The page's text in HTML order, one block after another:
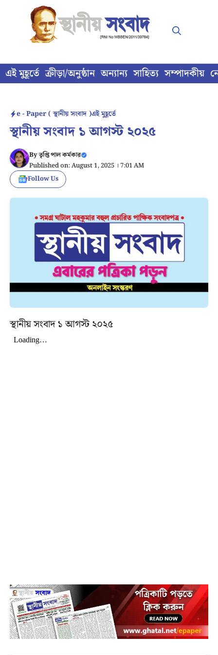
content
এই মুহূর্তে ক্রীড়া/অনুষ্ঠান অন্যান্য সাহিত্য সম্পাদকীয়
e - Paper ( স্থানীয় সংবাদ )এই মুহূর্তে
স্থানীয় সংবাদ ১ আগস্ট ২০২৫
Byতৃপ্তি পাল কর্মকার
Published on: August 1, 2025 । 7:01 AM
Follow Us
স্থানীয় সংবাদ ১ আগস্ট ২০২৫